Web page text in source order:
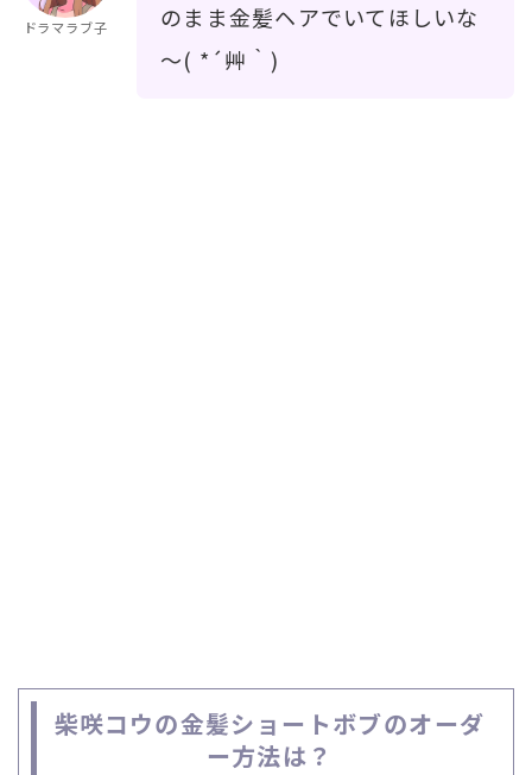
ドラマラブ子
のまま金髪ヘアでいてほしいな
～( *´艸｀)
柴咲コウの金髪ショートボブのオーダ
ー方法は？